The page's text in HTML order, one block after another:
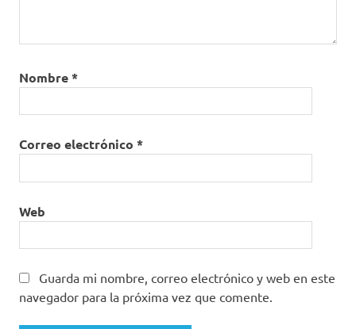
Nombre*
Correo electrónico *
Web
Guarda mi nombre, correo electrónico y web en este
navegador para la próxima vez que comente.